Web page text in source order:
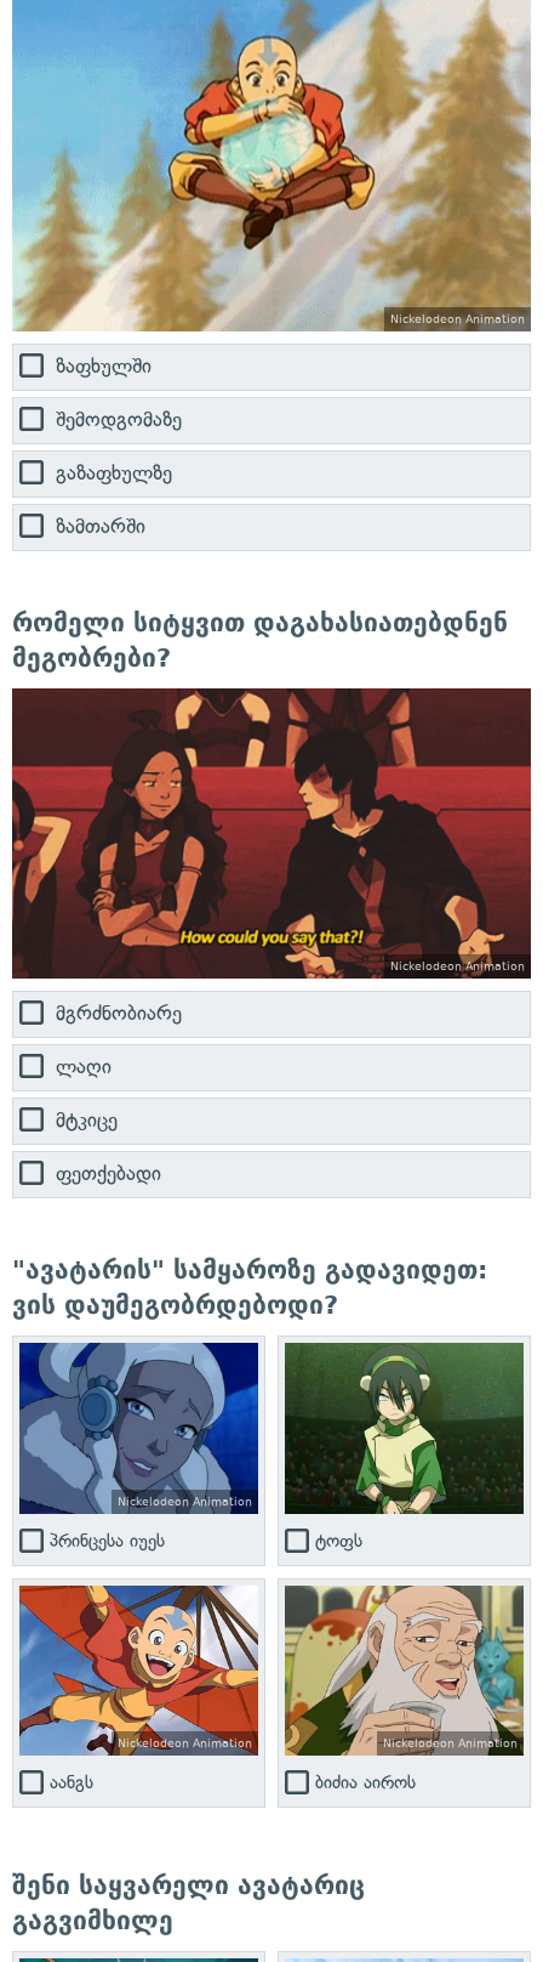
Nickelodeon Animation
ზაფხულში
შემოდგომაზე
გაზაფხულზე
ზამთარში
რომელი სიტყვით დაგახასიათებდნენ
მეგობრები?
Nickelodeon Animation
მგრძნობიარე
ლაღი
მტკიცე
ფეთქებადი
"ავატარის" სამყაროზე გადავიდეთ:
ვის დაუმეგობრდებოდი?
Nickelodeon Animation
პრინცესა იუეს ტოფს
Nickelodeon Animation
აანგს
Nickelodeon Animation
ბიძია აიროს
შენი საყვარელი ავატარიც
გაგვიმხილე